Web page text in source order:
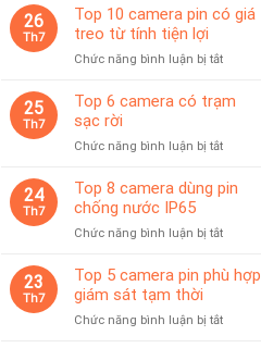
10
camera
sát
dùng
26
Th7
Top 10 camera pin có giá
treo từ tính tiện lợi
Chức năng bình luận bị tắtở
10
có
treo
25
Th7
Top 6 camera có trạm
sạc rời
Chức năng bình luận bị tắtở
6
trạm
rời
24
Th7
Top 8 camera dùng pin
chống nước IP65
Chức năng bình luận bị tắtở
8
camera
pin
23
Th7
Top 5 camera pin phù hợp
giám sát tạm thời
Chức năng bình luận bị tắtở